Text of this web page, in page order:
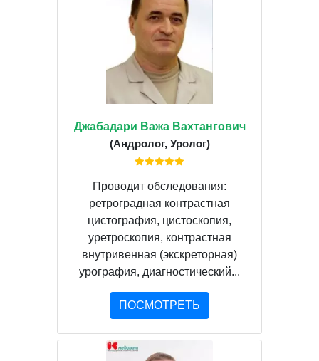
Джабадари Важа Вахтангович
(Андролог, Уролог)
Проводит обследования:
ретроградная контрастная
цистография, цистоскопия,
уретроскопия, контрастная
внутривенная (экскреторная)
урография, диагностический...
ПОСМОТРЕТЬ